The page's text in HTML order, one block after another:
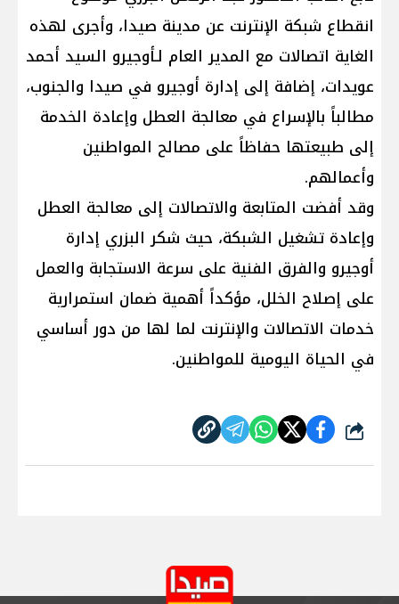
انقطاع شبكة الإنترنت عن مدينة صيدا، وأجرى لهذه
الغاية اتصالات مع المدير العام لـأوجيرو السيد أحمد
عويدات، إضافة إلى إدارة أوجيرو في صيدا والجنوب،
مطالباً بالإسراع في معالجة العطل وإعادة الخدمة
إلى طبيعتها حفاظاً على مصالح المواطنين
وأعمالهم.
وقد أفضت المتابعة والاتصالات إلى معالجة العطل
وإعادة تشغيل الشبكة، حيث شكر البزري إدارة
أوجيرو والفرق الفنية على سرعة الاستجابة والعمل
على إصلاح الخلل، مؤكداً أهمية ضمان استمرارية
خدمات الاتصالات والإنترنت لما لها من دور أساسي
في الحياة اليومية للمواطنين.
شارك